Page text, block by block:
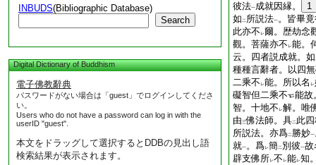
INBUDS(Bibliographic Database)
Search
Digital Dictionary of Buddhism
電子佛教辭典
パスワードがない場合は「guest」でログインしてくださ
い。
Users who do not have a password can log in with the
userID "guest".
本文をドラッグして選択するとDDBの見出し語
検索結果が表示されます。
彼法一成就因縁。
1
如 二 所説法一。皆畢
此亦不 レ爾。歴劫念
觀。菩薩亦不 レ能。
云。四者説成就。如
種種言辭者。以四
二乘不 レ能。所以名 レ
礙智但二乘不
能故
智。十地不 レ解。唯
由三佛法師。具二 此
所説法。亦爲二 勝妙一
就一。爲レ簡二 別彼一故
辟支佛所レ不 レ能レ知